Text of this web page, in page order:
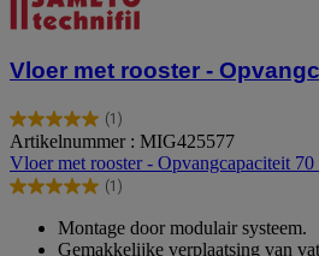
Vloer met rooster -
(1)
5.0
van
de
5
Artikelnummer : MIG425577
Vloer met rooster - Opvangcapaciteit 70
(1)
5.0
Montage door modulair systeem.
Gemakkelijke verplaatsing van